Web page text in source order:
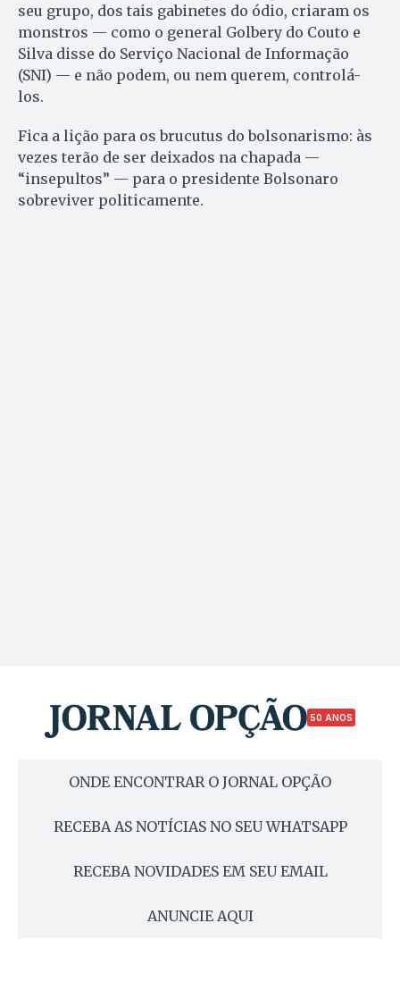
seu grupo, dos tais gabinetes do ódio, criaram os
monstros — como o general Golbery do Couto e
Silva disse do Serviço Nacional de Informação
(SNI) — e não podem, ou nem querem, controlá-
los.
Fica a lição para os brucutus do bolsonarismo: às
vezes terão de ser deixados na chapada —
“insepultos” — para o presidente Bolsonaro
sobreviver politicamente.
50 ANOS
ONDE ENCONTRAR O JORNAL OPÇÃO
RECEBA AS NOTÍCIAS NO SEU WHATSAPP
RECEBA NOVIDADES EM SEU EMAIL
ANUNCIE AQUI